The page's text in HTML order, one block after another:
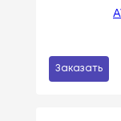
Заказать